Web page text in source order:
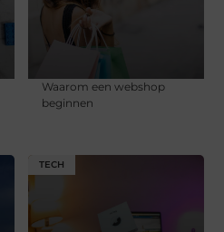
Waarom een webshop
beginnen
TECH